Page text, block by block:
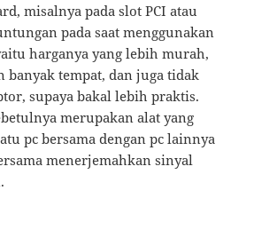
misalnya pada slot PCI atau
pada saat menggunakan
harganya yang lebih murah,
banyak tempat, dan juga tidak
supaya bakal lebih praktis.
merupakan alat yang
pc bersama dengan pc lainnya
menerjemahkan sinyal